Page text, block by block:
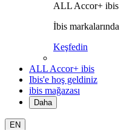
ALL Accor+ ibis
İbis markalarında
Keşfedin
ALL Accor+ ibis
Ibis'e hoş geldiniz
ibis mağazası
Daha
EN